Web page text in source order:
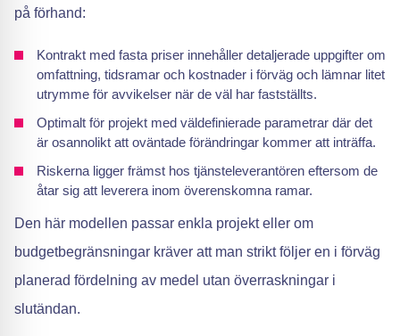
på förhand:
Kontrakt med fasta priser innehåller detaljerade uppgifter om
omfattning, tidsramar och kostnader i förväg och lämnar litet
utrymme för avvikelser när de väl har fastställts.
Optimalt för projekt med väldefinierade parametrar där det
är osannolikt att oväntade förändringar kommer att inträffa.
Riskerna ligger främst hos tjänsteleverantören eftersom de
åtar sig att leverera inom överenskomna ramar.
Den här modellen passar enkla projekt eller om
budgetbegränsningar kräver att man strikt följer en i förväg
planerad fördelning av medel utan överraskningar i
slutändan.